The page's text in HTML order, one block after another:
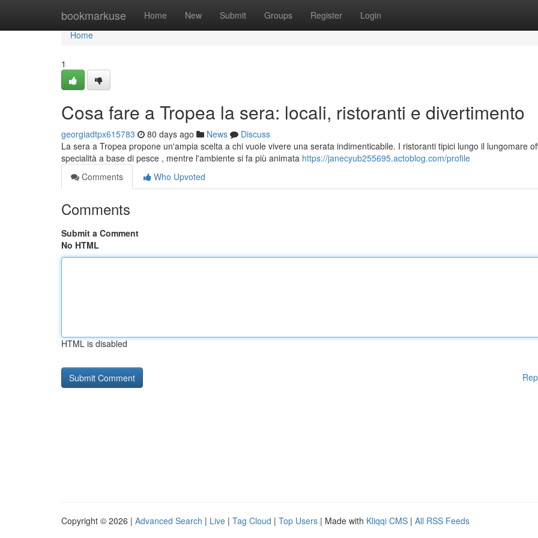
bookmarkuse Home New Submit Groups Register Login
Home
Home
1
Cosa fare a Tropea la sera: locali, ristoranti e divertimento
georgiadtpx615783 80 days ago News
Discuss
La sera a Tropea propone un'ampia scelta a chi vuole vivere una serata indimenticabile. I ristoranti tipici lungo il lungomare
specialità a base di pesce , mentre l'ambiente si fa più animata https://janecyub255695.actoblog.com/profile
Comments
Who Upvoted
Comments
Submit a Comment
No HTML
HTML is disabled
Copyright © 2026 | Advanced Search | Live | Tag Cloud | Top Users | Made with Kliqqi CMS | All RSS Feeds